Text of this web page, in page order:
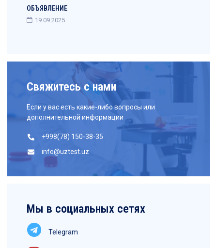
ОБЪЯВЛЕНИЕ
19.09.2025
Свяжитесь с нами
Если у вас есть какие-либо вопросы или
дополнительной информации
+998(78) 150-38-35
info@uztest.uz
Мы в социальных сетях
Telegram